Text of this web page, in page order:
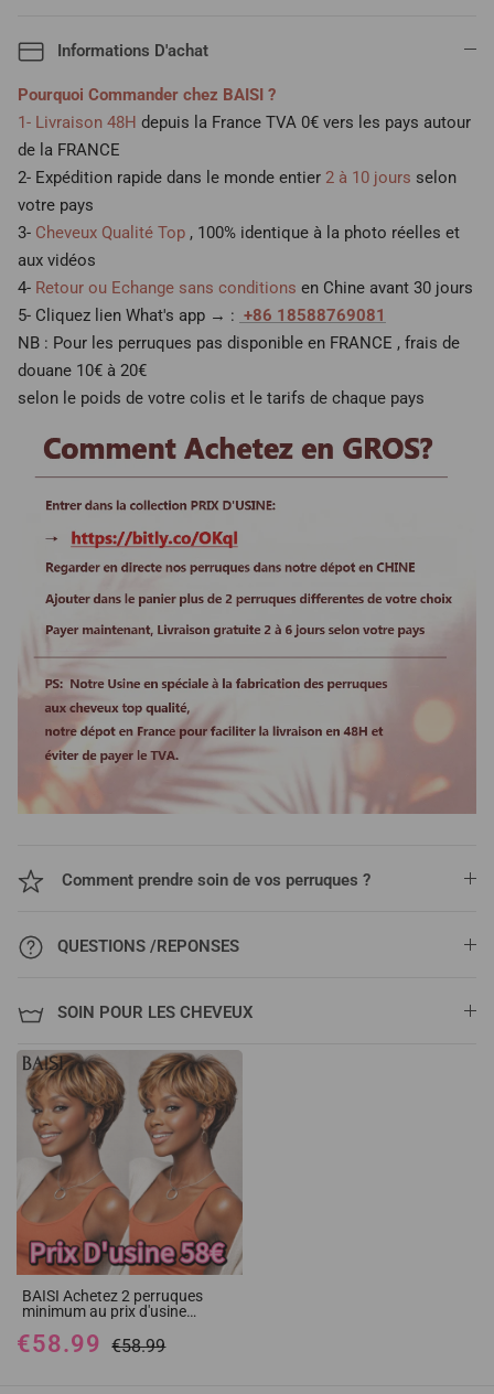
Informations D'achat
Pourquoi Commander chez BAISI ?
1- Livraison 48H depuis la France TVA 0€ vers les pays autour
de la FRANCE
2- Expédition rapide dans le monde entier 2 à 10 jours selon
votre pays
3- Cheveux Qualité Top , 100% identique à la photo réelles et
aux vidéos
4- Retour ou Echange sans conditions en Chine avant 30 jours
5- Cliquez lien What's app → : +86 18588769081
NB : Pour les perruques pas disponible en FRANCE , frais de
douane 10€ à 20€
selon le poids de votre colis et le tarifs de chaque pays
Comment prendre soin de vos perruques ?
QUESTIONS /REPONSES
SOIN POUR LES CHEVEUX
BAISI Achetez 2 perruques
minimum au prix d'usine
Prix D'usine 58€ Lisse ou 13X4
frontal perruque bob BOUCLES
€58.99 €58.99